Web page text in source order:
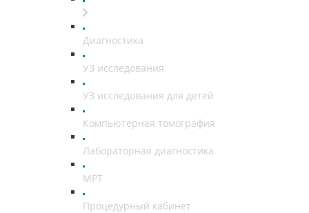
Диагностика
УЗ исследования
УЗ исследования для детей
Компьютерная томография
Лабораторная диагностика
МРТ
Процедурный кабинет